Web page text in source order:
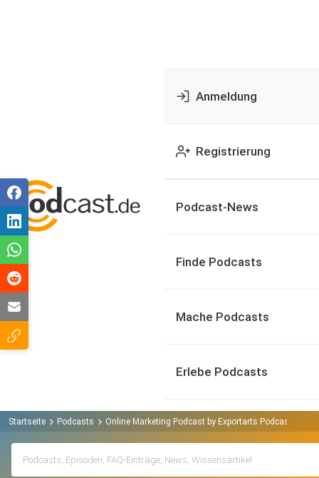
Anmeldung
Registrierung
Podcast-News
Finde Podcasts
Mache Podcasts
Erlebe Podcasts
Startseite Podcasts Online Marketing Podcast by Exportarts Podcast